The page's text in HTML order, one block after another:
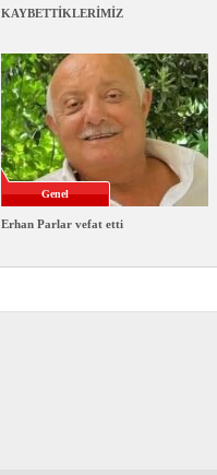
KAYBETTİKLERİMİZ
Genel
Erhan Parlar vefat etti